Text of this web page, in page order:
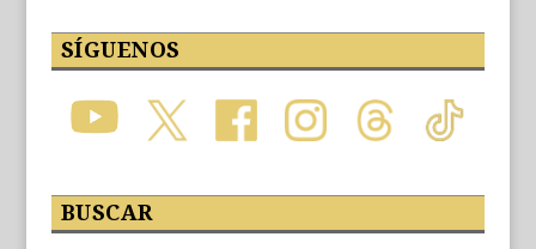
SÍGUENOS
BUSCAR